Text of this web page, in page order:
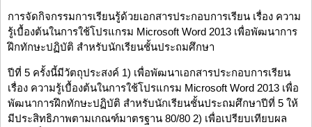
การจัดกิจกรรมการเรียนรู้ด้วยเอกสารประกอบการเรียน เรื่อง ความ
รู้เบื้องต้นในการใช้โปรแกรม Microsoft Word 2013 เพื่อพัฒนาการ
ฝึกทักษะปฏิบัติ สำหรับนักเรียนชั้นประถมศึกษา
ปีที่ 5 ครั้งนี้มีวัตถุประสงค์ 1) เพื่อพัฒนาเอกสารประกอบการเรียน
เรื่อง ความรู้เบื้องต้นในการใช้โปรแกรม Microsoft Word 2013 เพื่อ
พัฒนาการฝึกทักษะปฏิบัติ สำหรับนักเรียนชั้นประถมศึกษาปีที่ 5 ให้
มีประสิทธิภาพตามเกณฑ์มาตรฐาน 80/80 2) เพื่อเปรียบเทียบผล